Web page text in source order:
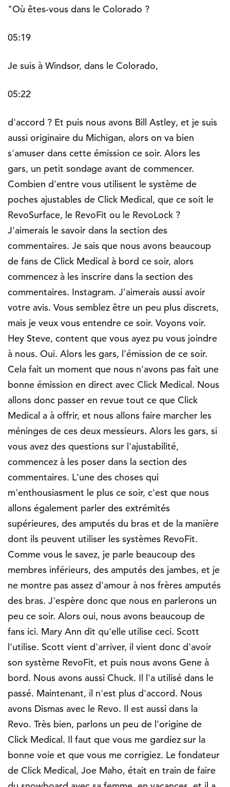
"Où êtes-vous dans le Colorado ?
05:19
Je suis à Windsor, dans le Colorado,
05:22
d'accord ? Et puis nous avons Bill Astley, et je suis
aussi originaire du Michigan, alors on va bien
s'amuser dans cette émission ce soir. Alors les
gars, un petit sondage avant de commencer.
Combien d'entre vous utilisent le système de
poches ajustables de Click Medical, que ce soit le
RevoSurface, le RevoFit ou le RevoLock ?
J'aimerais le savoir dans la section des
commentaires. Je sais que nous avons beaucoup
de fans de Click Medical à bord ce soir, alors
commencez à les inscrire dans la section des
commentaires. Instagram. J'aimerais aussi avoir
votre avis. Vous semblez être un peu plus discrets,
mais je veux vous entendre ce soir. Voyons voir.
Hey Steve, content que vous ayez pu vous joindre
à nous. Oui. Alors les gars, l'émission de ce soir.
Cela fait un moment que nous n'avons pas fait une
bonne émission en direct avec Click Medical. Nous
allons donc passer en revue tout ce que Click
Medical a à offrir, et nous allons faire marcher les
méninges de ces deux messieurs. Alors les gars, si
vous avez des questions sur l'ajustabilité,
commencez à les poser dans la section des
commentaires. L'une des choses qui
m'enthousiasment le plus ce soir, c'est que nous
allons également parler des extrémités
supérieures, des amputés du bras et de la manière
dont ils peuvent utiliser les systèmes RevoFit.
Comme vous le savez, je parle beaucoup des
membres inférieurs, des amputés des jambes, et je
ne montre pas assez d'amour à nos frères amputés
des bras. J'espère donc que nous en parlerons un
peu ce soir. Alors oui, nous avons beaucoup de
fans ici. Mary Ann dit qu'elle utilise ceci. Scott
l'utilise. Scott vient d'arriver, il vient donc d'avoir
son système RevoFit, et puis nous avons Gene à
bord. Nous avons aussi Chuck. Il l'a utilisé dans le
passé. Maintenant, il n'est plus d'accord. Nous
avons Dismas avec le Revo. Il est aussi dans la
Revo. Très bien, parlons un peu de l'origine de
Click Medical. Il faut que vous me gardiez sur la
bonne voie et que vous me corrigiez. Le fondateur
de Click Medical, Joe Maho, était en train de faire